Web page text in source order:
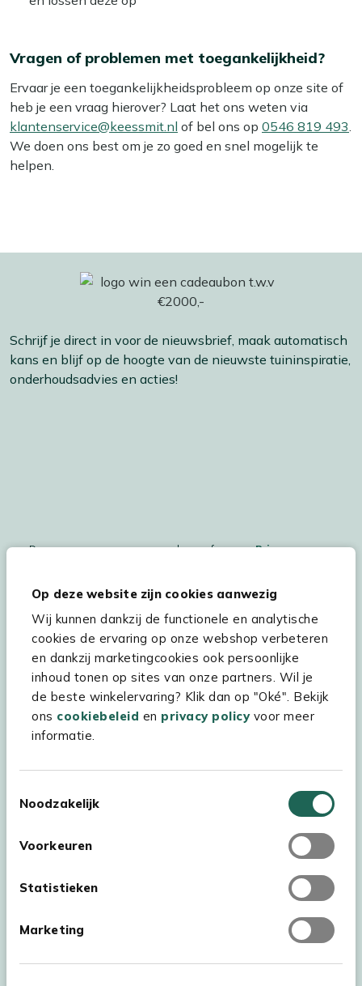
Op deze website zijn cookies aanwezig
Wij kunnen dankzij de functionele en analytische
cookies de ervaring op onze webshop verbeteren
en dankzij marketingcookies ook persoonlijke
inhoud tonen op sites van onze partners. Wil je
de beste winkelervaring? Klik dan op "Oké". Bekijk
ons cookiebeleid en privacy policyvoor meer
informatie.
Noodzakelijk
Voorkeuren
Statistieken
Marketing
Vragen of problemen met toegankelijkheid?
Ervaar je een toegankelijkheidsprobleem op onze site of
heb je een vraag hierover? Laat het ons weten via
klantenservice@keessmit.nl of bel ons op 0546 819 493.
We doen ons best om je zo goed en snel mogelijk te
helpen.
Schrijf je direct in voor de nieuwsbrief, maak automatisch
kans en blijf op de hoogte van de nieuwste tuininspiratie,
onderhoudsadvies en acties!
De persoonsgegegevens worden conform onsPrivacy
Hulp & service
Assortiment
Kees Smit Tuinmeubelen
Experience Stores XXL